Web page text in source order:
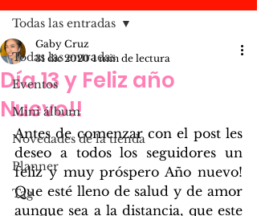
Todas las entradas
Eventos
Mini álbum
Novedades de la tienda
Planner
Tag
Todas las entradas
Día 13 y Feliz año
Nuevo!!
Gaby Cruz
31 dic 2020 1 min de lectura
Antes de comenzar con el post les
deseo a todos los seguidores un
feliz y muy próspero Año nuevo!
Que esté lleno de salud y de amor
aunque sea a la distancia, que este